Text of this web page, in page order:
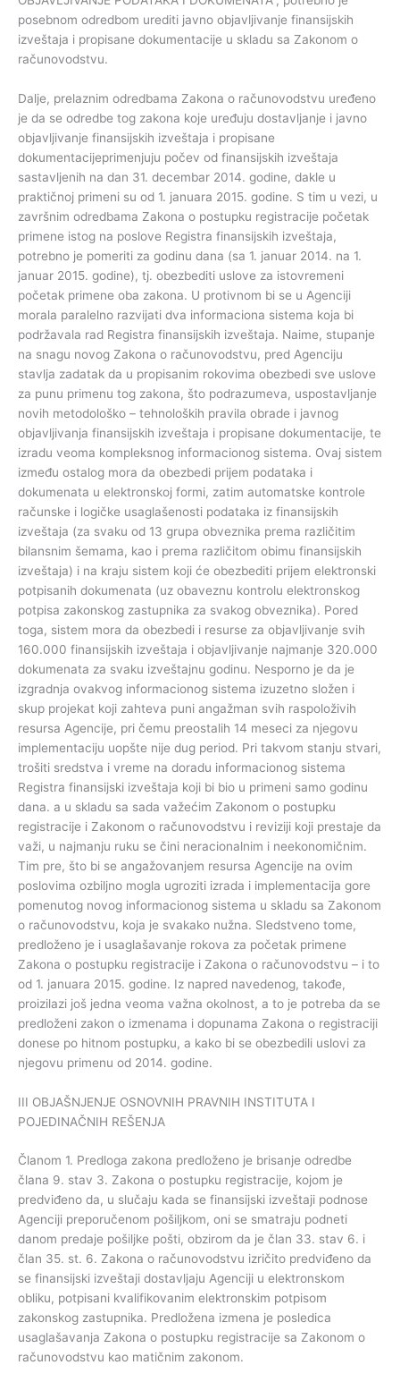
posebnom odredbom urediti javno objavljivanje finansijskih
izveštaja i propisane dokumentacije u skladu sa Zakonom o
računovodstvu.
Dalje, prelaznim odredbama Zakona o računovodstvu uređeno
je da se odredbe tog zakona koje uređuju dostavljanje i javno
objavljivanje finansijskih izveštaja i propisane
dokumentacijeprimenjuju počev od finansijskih izveštaja
sastavljenih na dan 31. decembar 2014. godine, dakle u
praktičnoj primeni su od 1. januara 2015. godine. S tim u vezi, u
završnim odredbama Zakona o postupku registracije početak
primene istog na poslove Registra finansijskih izveštaja,
potrebno je pomeriti za godinu dana (sa 1. januar 2014. na 1.
januar 2015. godine), tj. obezbediti uslove za istovremeni
početak primene oba zakona. U protivnom bi se u Agenciji
morala paralelno razvijati dva informaciona sistema koja bi
podržavala rad Registra finansijskih izveštaja. Naime, stupanje
na snagu novog Zakona o računovodstvu, pred Agenciju
stavlja zadatak da u propisanim rokovima obezbedi sve uslove
za punu primenu tog zakona, što podrazumeva, uspostavljanje
novih metodološko – tehnoloških pravila obrade i javnog
objavljivanja finansijskih izveštaja i propisane dokumentacije, te
izradu veoma kompleksnog informacionog sistema. Ovaj sistem
između ostalog mora da obezbedi prijem podataka i
dokumenata u elektronskoj formi, zatim automatske kontrole
računske i logičke usaglašenosti podataka iz finansijskih
izveštaja (za svaku od 13 grupa obveznika prema različitim
bilansnim šemama, kao i prema različitom obimu finansijskih
izveštaja) i na kraju sistem koji će obezbediti prijem elektronski
potpisanih dokumenata (uz obaveznu kontrolu elektronskog
potpisa zakonskog zastupnika za svakog obveznika). Pored
toga, sistem mora da obezbedi i resurse za objavljivanje svih
160.000 finansijskih izveštaja i objavljivanje najmanje 320.000
dokumenata za svaku izveštajnu godinu. Nesporno je da je
izgradnja ovakvog informacionog sistema izuzetno složen i
skup projekat koji zahteva puni angažman svih raspoloživih
resursa Agencije, pri čemu preostalih 14 meseci za njegovu
implementaciju uopšte nije dug period. Pri takvom stanju stvari,
trošiti sredstva i vreme na doradu informacionog sistema
Registra finansijski izveštaja koji bi bio u primeni samo godinu
dana. a u skladu sa sada važećim Zakonom o postupku
registracije i Zakonom o računovodstvu i reviziji koji prestaje da
važi, u najmanju ruku se čini neracionalnim i neekonomičnim.
Tim pre, što bi se angažovanjem resursa Agencije na ovim
poslovima ozbiljno mogla ugroziti izrada i implementacija gore
pomenutog novog informacionog sistema u skladu sa Zakonom
o računovodstvu, koja je svakako nužna. Sledstveno tome,
predloženo je i usaglašavanje rokova za početak primene
Zakona o postupku registracije i Zakona o računovodstvu – i to
od 1. januara 2015. godine. Iz napred navedenog, takođe,
proizilazi još jedna veoma važna okolnost, a to je potreba da se
predloženi zakon o izmenama i dopunama Zakona o registraciji
donese po hitnom postupku, a kako bi se obezbedili uslovi za
njegovu primenu od 2014. godine.
III OBJAŠNJENJE OSNOVNIH PRAVNIH INSTITUTA I
POJEDINAČNIH REŠENJA
Članom 1. Predloga zakona predloženo je brisanje odredbe
člana 9. stav 3. Zakona o postupku registracije, kojom je
predviđeno da, u slučaju kada se finansijski izveštaji podnose
Agenciji preporučenom pošiljkom, oni se smatraju podneti
danom predaje pošiljke pošti, obzirom da je član 33. stav 6. i
član 35. st. 6. Zakona o računovodstvu izričito predviđeno da
se finansijski izveštaji dostavljaju Agenciji u elektronskom
obliku, potpisani kvalifikovanim elektronskim potpisom
zakonskog zastupnika. Predložena izmena je posledica
usaglašavanja Zakona o postupku registracije sa Zakonom o
računovodstvu kao matičnim zakonom.